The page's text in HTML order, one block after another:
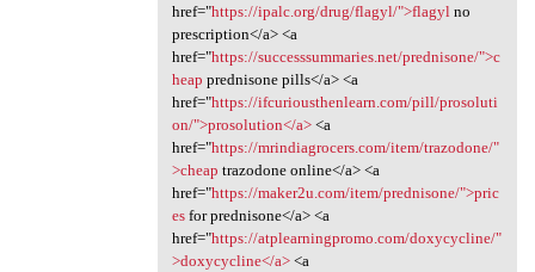
href="https://ipalc.org/drug/flagyl/">flagylno
prescription</a> <a
href="https://successsummaries.net/prednisone/">c
heap prednisone pills</a> <a
href="https://ifcuriousthenlearn.com/pill/prosoluti
on/">prosolution</a><a
href="https://mrindiagrocers.com/item/trazodone/"
>cheap trazodone online</a> <a
href="https://maker2u.com/item/prednisone/">pric
esfor prednisone</a> <a
href="https://atplearningpromo.com/doxycycline/"
>doxycycline</a><a